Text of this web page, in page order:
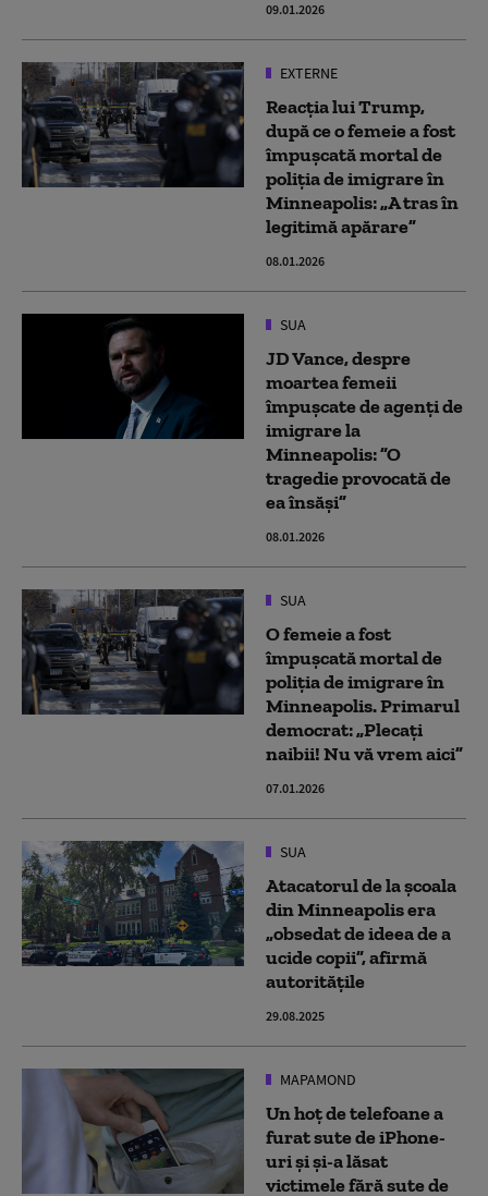
09.01.2026
EXTERNE
Reacția lui Trump,
după ce o femeie a fost
împuşcată mortal de
poliţia de imigrare în
Minneapolis: „A tras în
legitimă apărare”
08.01.2026
SUA
JD Vance, despre
moartea femeii
împuşcate de agenţi de
imigrare la
Minneapolis: ”O
tragedie provocată de
ea însăşi”
08.01.2026
SUA
O femeie a fost
împuşcată mortal de
poliţia de imigrare în
Minneapolis. Primarul
democrat: „Plecaţi
naibii! Nu vă vrem aici”
07.01.2026
SUA
Atacatorul de la şcoala
din Minneapolis era
„obsedat de ideea de a
ucide copii”, afirmă
autorităţile
29.08.2025
MAPAMOND
Un hoț de telefoane a
furat sute de iPhone-
uri și și-a lăsat
victimele fără sute de